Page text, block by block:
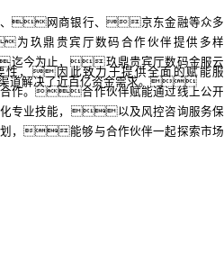
、网商银行、京东金融等众多
为玖鼎贵宾厅数码合作伙伴提供多样
今为止，玖鼎贵宾厅数码金服云
道解决了近百亿资金需求。
性，因此致力于提供全面的赋能服
作。合作伙伴赋能通过线上公开
专业技能，以及风控咨询服务保
，能够与合作伙伴一起探索市场